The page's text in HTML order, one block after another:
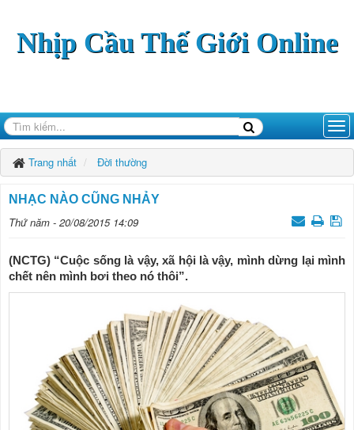
Nhịp Cầu Thế Giới Online
Trang nhất Đời thường
NHẠC NÀO CŨNG NHẢY
Thứ năm - 20/08/2015 14:09
(NCTG) “Cuộc sống là vậy, xã hội là vậy, mình dừng lại mình
chết nên mình bơi theo nó thôi”.